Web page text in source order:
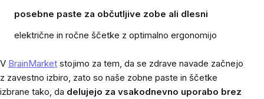
posebne paste za občutljive zobe ali dlesni
električne in ročne ščetke z optimalno ergonomijo
V BrainMarket stojimo za tem, da se zdrave navade začnejo
z zavestno izbiro, zato so naše zobne paste in ščetke
izbrane tako, da delujejo za vsakodnevno uporabo brez